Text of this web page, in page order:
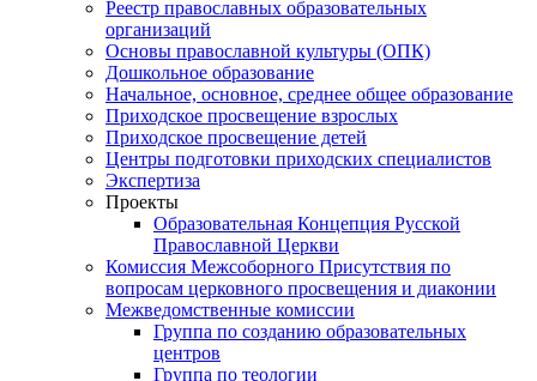
Реестр православных образовательных
организаций
Основы православной культуры (ОПК)
Дошкольное образование
Начальное, основное, среднее общее образование
Приходское просвещение взрослых
Приходское просвещение детей
Центры подготовки приходских специалистов
Экспертиза
Проекты
Образовательная Концепция Русской
Православной Церкви
Комиссия Межсоборного Присутствия по
вопросам церковного просвещения и диаконии
Межведомственные комиссии
Группа по созданию образовательных
центров
Группа по теологии